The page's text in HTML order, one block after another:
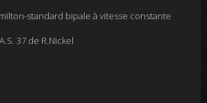
standard bipale à vitesse constante
37 de R.Nickel